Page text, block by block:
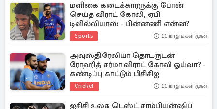
மளிகை கடைக்காரருக்கு போன்
செய்த விராட் கோலி, ஏபி
டிவில்லியர்ஸ் - பின்னணி என்ன?
Sports 11 மாதங்கள் முன்
அவுஸ்திரேலியா தொடருடன்
ரோஹித் சர்மா விராட் கோலி ஓய்வா? -
கண்டிப்பு காட்டும் பிசிசிஐ
Cricket 11 மாதங்கள் முன்
ஐசிசி உலக டெஸ்ட் சாம்பியன்ஷிப்